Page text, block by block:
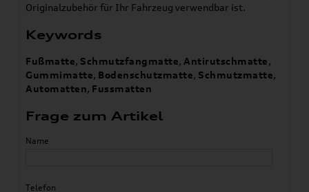
Originalzubehör für Ihr Fahrzeug verwendbar ist.
Keywords
Fußmatte, Schmutzfangmatte, Antirutschmatte,
Gummimatte, Bodenschutzmatte, Schmutzmatte,
Automatten, Fussmatten
Frage zum Artikel
Name
Telefon